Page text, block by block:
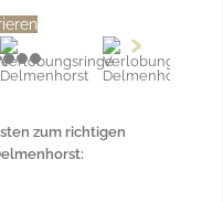
zum richtigen